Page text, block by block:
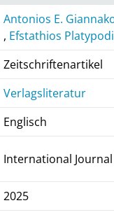
Antonios E.
, Efstathios
Zeitschriftenartikel
Verlagsliteratur
Englisch
International
2025